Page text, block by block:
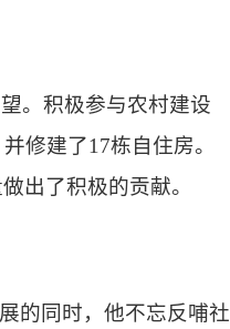
。积极参与农村建设
修建了17栋自住房。
出了积极的贡献。
的同时，他不忘反哺社